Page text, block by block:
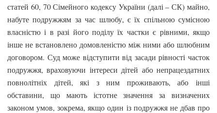
статей 60, 70 Сімейного кодексу України (далі – СК) майно,
набуте подружжям за час шлюбу, є їх спільною сумісною
власністю і в разі його поділу їх частки є рівними, якщо
інше не встановлено домовленістю між ними або шлюбним
договором. Суд може відступити від засади рівності часток
подружжя, враховуючи інтереси дітей або непрацездатних
повнолітніх дітей, які з ним проживають, або інші
обставини, що мають істотне значення за визначених
законом умов, зокрема, якщо один із подружжя не дбав про